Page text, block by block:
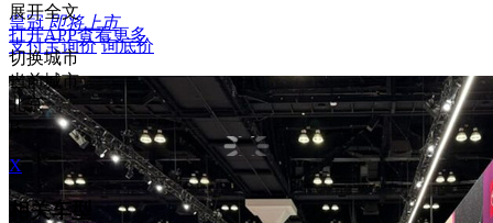
皇冠 即将上市
支付宝询价 询底价
展开全文
打开APP查看更多
切换城市
当前城市
北京
B
X
相关车型